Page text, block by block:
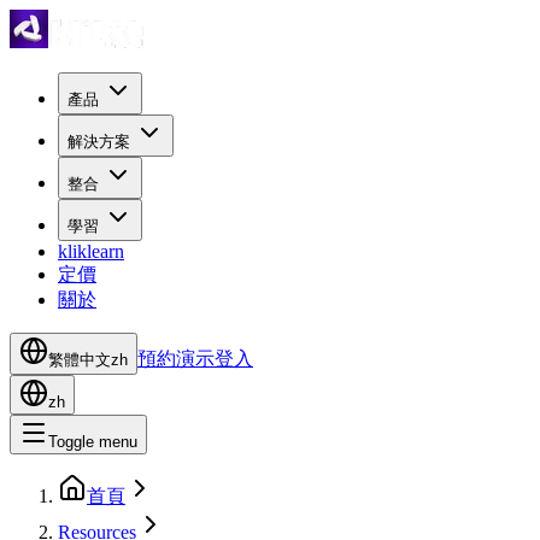
產品
解決方案
整合
學習
kliklearn
定價
關於
繁體中文zh 預約演示登入
zh
Toggle menu
首頁
Resources